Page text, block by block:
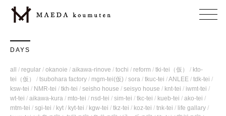
DAYS
all regular okanoie aikawa-rinove tochi reform tki-tei（仮）
kto-
tei（仮）
tsubohara factory mgm-tei(仮) sora tkuc-tei ANLEE
tdk-tei
ksw-tei
NMR-tei tkh-tei seisho house seisyo house knt-tei
iwmt-tei
wt-tei
aikawa-kura mto-tei nsd-tei sim-tei tkc-tei kueb-tei
ako-tei
mtm-tei
sgi-tei kyt kyt-tei kgw-tei tkz-tei koz-tei tnk-tei
life gallary